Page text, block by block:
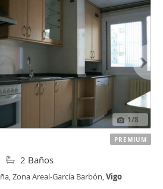
1/8
2 Baños
Zona Areal-García Barbón,Vigo
PREMIUM